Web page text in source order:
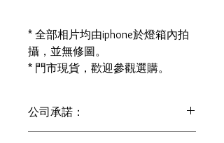
* 全部相片均由iphone於燈箱內拍
攝，並無修圖。
* 門市現貨，歡迎參觀選購。
公司承諾：